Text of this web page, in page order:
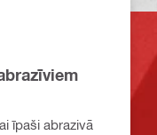
īpaši abrazivā